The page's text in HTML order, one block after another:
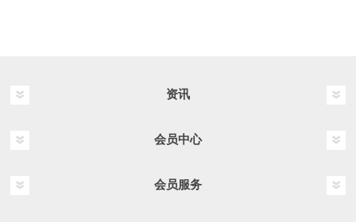
资讯
会员中心
会员服务